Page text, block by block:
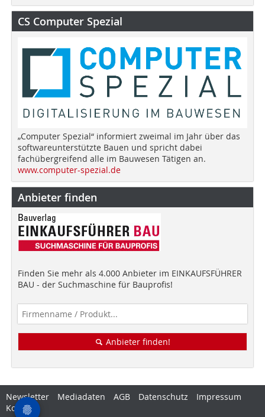
CS Computer Spezial
„Computer Spezial“ informiert zweimal im Jahr über das
softwareunterstützte Bauen und spricht dabei
fachübergreifend alle im Bauwesen Tätigen an.
www.computer-spezial.de
Anbieter finden
Finden Sie mehr als 4.000 Anbieter im EINKAUFSFÜHRER
BAU - der Suchmaschine für Bauprofis!
Anbieter finden!
Newsletter Mediadaten AGB Datenschutz
Impressum
Kontakt